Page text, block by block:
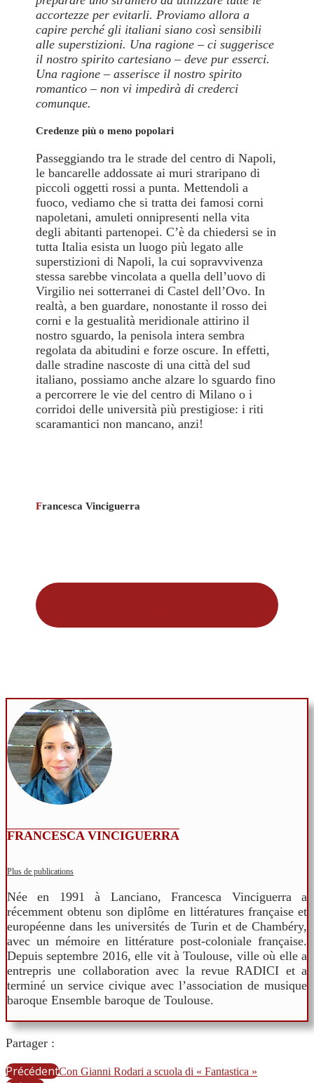
accortezze per evitarli. Proviamo allora a
capire perché gli italiani siano così sensibili
alle superstizioni. Una ragione – ci suggerisce
il nostro spirito cartesiano – deve pur esserci.
Una ragione – asserisce il nostro spirito
romantico – non vi impedirà di crederci
comunque.
Credenze più o meno popolari
Passeggiando tra le strade del centro di Napoli,
le bancarelle addossate ai muri straripano di
piccoli oggetti rossi a punta. Mettendoli a
fuoco, vediamo che si tratta dei famosi corni
napoletani, amuleti onnipresenti nella vita
degli abitanti partenopei. C’è da chiedersi se in
tutta Italia esista un luogo più legato alle
superstizioni di Napoli, la cui sopravvivenza
stessa sarebbe vincolata a quella dell’uovo di
Virgilio nei sotterranei di Castel dell’Ovo. In
realtà, a ben guardare, nonostante il rosso dei
corni e la gestualità meridionale attirino il
nostro sguardo, la penisola intera sembra
regolata da abitudini e forze oscure. In effetti,
dalle stradine nascoste di una città del sud
italiano, possiamo anche alzare lo sguardo fino
a percorrere le vie del centro di Milano o i
corridoi delle università più prestigiose: i riti
scaramantici non mancano, anzi!
Francesca Vinciguerra
FRANCESCA VINCIGUERRA
Plus de publications
Née en 1991 à Lanciano, Francesca Vinciguerra a
récemment obtenu son diplôme en littératures française et
européenne dans les universités de Turin et de Chambéry,
avec un mémoire en littérature post-coloniale française.
Depuis septembre 2016, elle vit à Toulouse, ville où elle a
entrepris une collaboration avec la revue RADICI et a
terminé un service civique avec l’association de musique
baroque Ensemble baroque de Toulouse.
Partager :
PrécédentCon Gianni Rodari a scuola di « Fantastica »